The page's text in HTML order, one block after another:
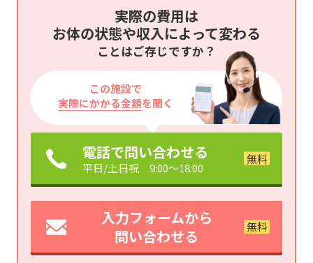
実際の費用は
お体の状態や収入によって変わる
ことはご存じですか？
この施設で
実際にかかる金額を聞く
電話で問い合わせる
平日/土日祝 9:00～18:00
入力フォームから
問い合わせる